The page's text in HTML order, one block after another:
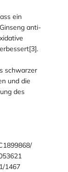
ein
anti-
schwarzer
und die
des
1467